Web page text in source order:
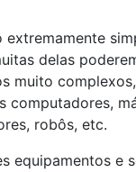
extremamente
delas
muito
computadores,
robôs, etc.
equipamentos e